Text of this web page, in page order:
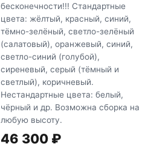
бесконечности!!! Стандартные
цвета: жёлтый, красный, синий,
тёмно-зелёный, светло-зелёный
(салатовый), оранжевый, синий,
светло-синий (голубой),
сиреневый, серый (тёмный и
светлый), коричневый.
Нестандартные цвета: белый,
чёрный и др. Возможна сборка на
любую высоту.
46 300 ₽